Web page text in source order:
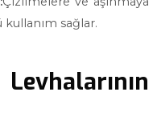
kullanım sağlar.